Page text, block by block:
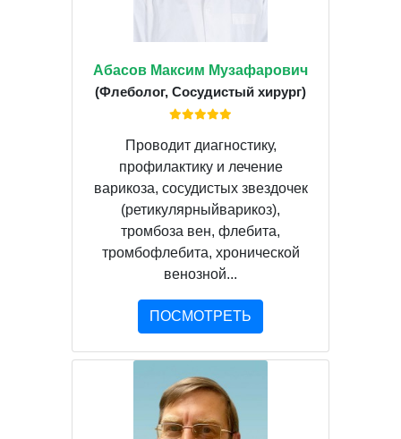
Абасов Максим Музафарович
(Флеболог, Сосудистый хирург)
Проводит диагностику,
профилактику и лечение
варикоза, сосудистых звездочек
(ретикулярныйварикоз),
тромбоза вен, флебита,
тромбофлебита, хронической
венозной...
ПОСМОТРЕТЬ